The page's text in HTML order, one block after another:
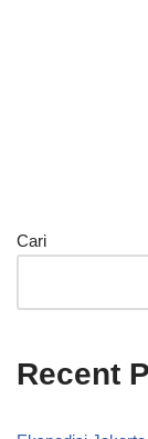
Cari
Recent